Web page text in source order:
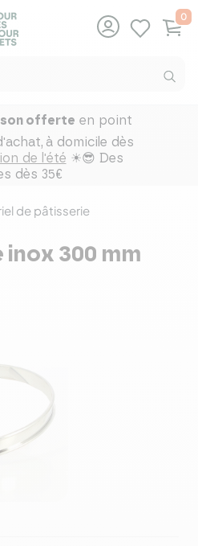
0
offerte en point
à domicile dès
de l'été ☀😎 Des
dès 35€
de pâtisserie
300 mm